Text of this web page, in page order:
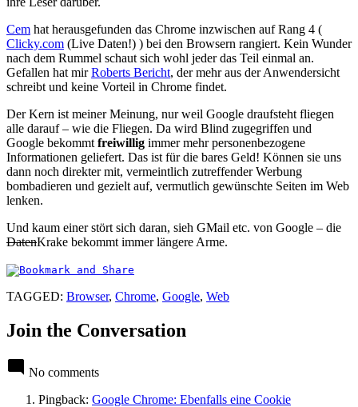
Cem hat herausgefunden das Chrome inzwischen auf Rang 4 (
Clicky.com (Live Daten!) ) bei den Browsern rangiert. Kein Wunder
nach dem Rummel schaut sich wohl jeder das Teil einmal an.
Gefallen hat mirRoberts Bericht, der mehr aus der Anwendersicht
schreibt und keine Vorteil in Chrome findet.
Der Kern ist meiner Meinung, nur weil Google draufsteht fliegen
alle darauf – wie die Fliegen. Da wird Blind zugegriffen und
Google bekommt freiwillig immer mehr personenbezogene
Informationen geliefert. Das ist für die bares Geld! Können sie uns
dann noch direkter mit, vermeintlich zutreffender Werbung
bombadieren und gezielt auf, vermutlich gewünschte Seiten im Web
lenken.
Und kaum einer stört sich daran, sieh GMail etc. von Google – die
DatenKrake bekommt immer längere Arme.
TAGGED: Browser, Chrome, Google, Web
Join the Conversation
No comments
Pingback: Google Chrome: Ebenfalls eine Cookie